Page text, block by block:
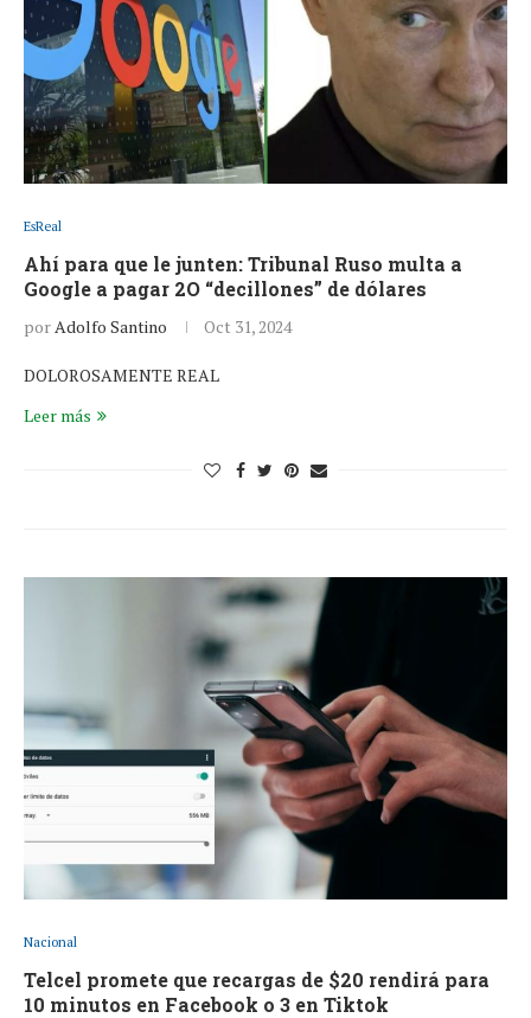
EsReal
Ahí para que le junten: Tribunal Ruso multa a
Google a pagar 2O “decillones” de dólares
porAdolfo Santino Oct 31, 2024
DOLOROSAMENTE REAL
Leer más
Nacional
Telcel promete que recargas de $20 rendirá para
10 minutos en Facebook o 3 en Tiktok